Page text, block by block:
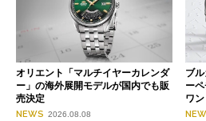
オリエント「マルチイヤーカレンダ
ー」の海外展開モデルが国内でも販
売決定
NEWS 2026.08.08
ブ
ー
ワ